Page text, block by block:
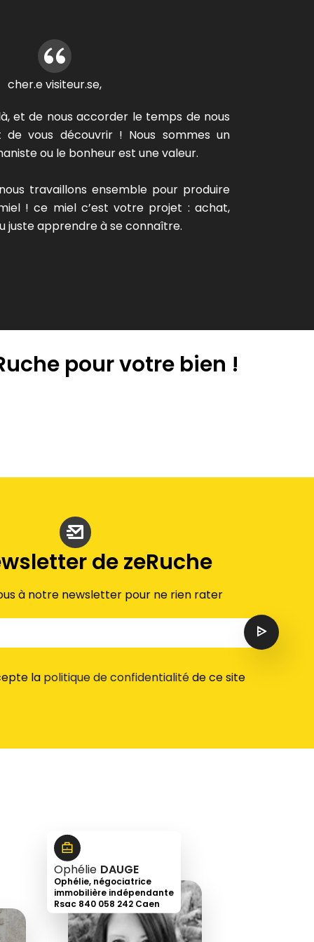
cher.e visiteur.se,
et de nous accorder le temps de nous
vous découvrir ! Nous sommes un
ou le bonheur est une valeur.
travaillons ensemble pour produire
! ce miel c’est votre projet : achat,
juste apprendre à se connaître.
pour votre bien !
de zeRuche
à notre newsletter pour ne rien rater
la politique de confidentialitéde ce site
Ophélie DAUGE
Ophélie, négociatrice
immobilière indépendante
Rsac 840 058 242 Caen